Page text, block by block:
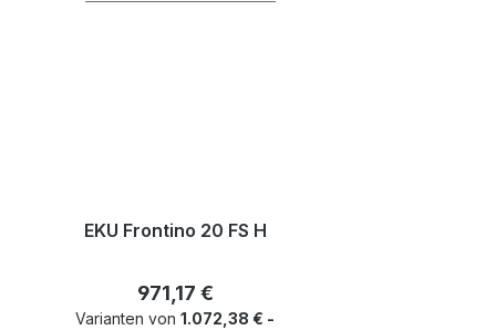
EKU Frontino 20 FS H
Regulärer Preis:
971,17 €
Varianten von1.072,38 € -